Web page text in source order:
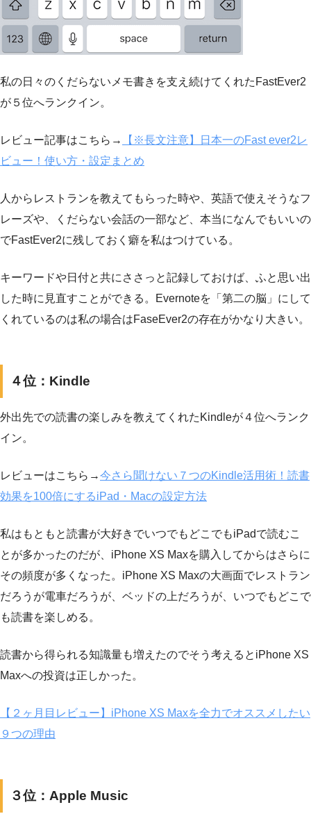
私の日々のくだらないメモ書きを支え続けてくれたFastEver2
が５位へランクイン。
レビュー記事はこちら→
【※長文注意】日本一のFast ever2レ
ビュー！使い方・設定まとめ
人からレストランを教えてもらった時や、英語で使えそうなフ
レーズや、くだらない会話の一部など、本当になんでもいいの
でFastEver2に残しておく癖を私はつけている。
キーワードや日付と共にささっと記録しておけば、ふと思い出
した時に見直すことができる。Evernoteを「第二の脳」にして
くれているのは私の場合はFaseEver2の存在がかなり大きい。
４位：Kindle
外出先での読書の楽しみを教えてくれたKindleが４位へランク
イン。
レビューはこちら→今さら聞けない７つのKindle活用術！読書
効果を100倍にするiPad・Macの設定方法
私はもともと読書が大好きでいつでもどこでもiPadで読むこ
とが多かったのだが、iPhone XS Maxを購入してからはさらに
その頻度が多くなった。iPhone XS Maxの大画面でレストラン
だろうが電車だろうが、ベッドの上だろうが、いつでもどこで
も読書を楽しめる。
読書から得られる知識量も増えたのでそう考えるとiPhone XS
Maxへの投資は正しかった。
【２ヶ月目レビュー】iPhone XS Maxを全力でオススメしたい
９つの理由
３位：Apple Music